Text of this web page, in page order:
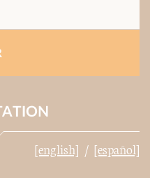
[english] [español]